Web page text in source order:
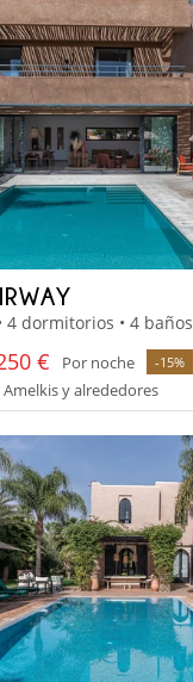
4 dormitorios • 4 baños
€ Por noche -15%
y alrededores